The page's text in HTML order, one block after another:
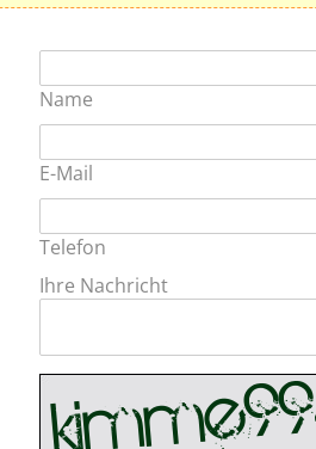
Name
E-Mail
Telefon
Ihre Nachricht